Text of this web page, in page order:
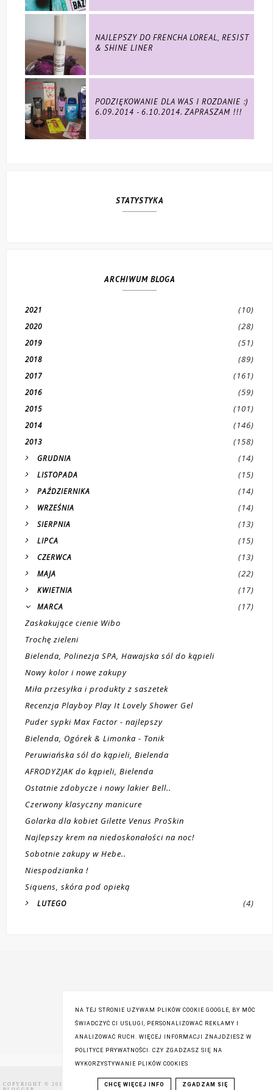
NAJLEPSZY DO FRENCHA LOREAL, RESIST
& SHINE LINER
PODZIĘKOWANIE DLA WAS I ROZDANIE :)
6.09.2014 - 6.10.2014. ZAPRASZAM !!!
STATYSTYKA
ARCHIWUM BLOGA
2021 (10)
2020 (28)
2019 (51)
2018 (89)
2017 (161)
2016 (59)
2015 (101)
2014 (146)
2013 (158)
GRUDNIA (14)
LISTOPADA (15)
PAŹDZIERNIKA (14)
WRZEŚNIA (14)
SIERPNIA (13)
LIPCA (15)
CZERWCA (13)
MAJA (22)
KWIETNIA (17)
MARCA
(17)
Zaskakujące cienie Wibo
Trochę zieleni
Bielenda, Polinezja SPA, Hawajska sól do kąpieli
Nowy kolor i nowe zakupy
Miła przesyłka i produkty z saszetek
Recenzja Playboy Play It Lovely Shower Gel
Puder sypki Max Factor - najlepszy
Bielenda, Ogórek & Limonka - Tonik
Peruwiańska sól do kąpieli, Bielenda
AFRODYZJAK do kąpieli, Bielenda
Ostatnie zdobycze i nowy lakier Bell..
Czerwony klasyczny manicure
Golarka dla kobiet Gilette Venus ProSkin
Najlepszy krem na niedoskonałości na noc!
Sobotnie zakupy w Hebe..
Niespodzianka !
Siquens, skóra pod opieką
LUTEGO (4)
COPYRIGHT © 2016 PIRELKA BLOG - BEAUTY BLOG ♡,
BLOG DESIGN:
NA TEJ STRONIE UŻYWAM PLIKÓW COOKIE GOOGLE, BY MÓC
ŚWIADCZYĆ CI USŁUGI, PERSONALIZOWAĆ REKLAMY I
ANALIZOWAĆ RUCH. WIĘCEJ INFORMACJI ZNAJDZIESZ W
POLITYCE PRYWATNOŚCI. CZY ZGADZASZ SIĘ NA
WYKORZYSTYWANIE PLIKÓW COOKIES
CHCĘ WIĘCEJ INFO ZGADZAM SIĘ